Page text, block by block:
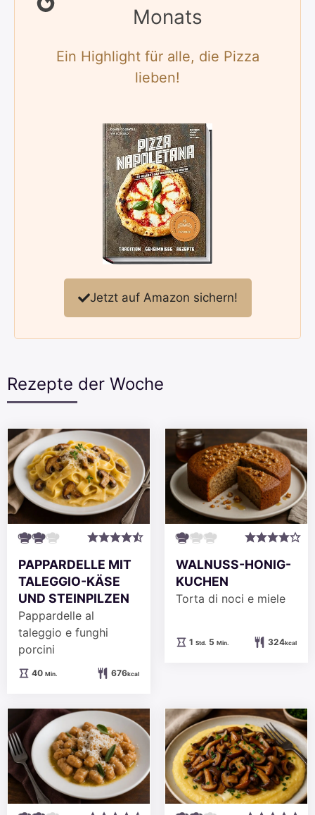
Monats
Ein Highlight für alle, die Pizza
lieben!
Jetzt auf Amazon sichern!
Rezepte der Woche
PAPPARDELLE MIT
TALEGGIO-KÄSE
UND STEINPILZEN
Pappardelle al
taleggio e funghi
porcini
40Minuten
Min. 676kcal
WALNUSS-HONIG-
KUCHEN
Torta di noci e miele
1Stunde
Std. 5Minuten
Min. 324kcal